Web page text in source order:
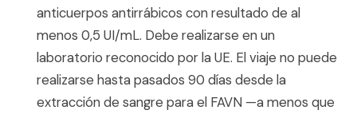
anticuerpos antirrábicos con resultado de al
menos 0,5 UI/mL. Debe realizarse en un
laboratorio reconocido por la UE. El viaje no puede
realizarse hasta pasados 90 días desde la
extracción de sangre para el FAVN —a menos que